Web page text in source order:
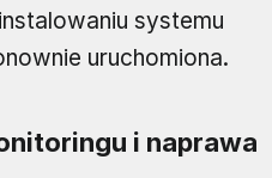
systemu
uruchomiona.
i naprawa